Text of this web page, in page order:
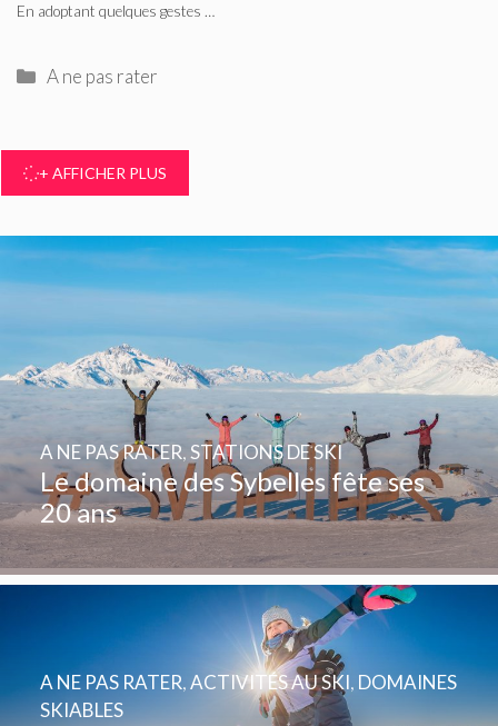
En adoptant quelques gestes …
Catégories
A ne pas rater
+ AFFICHER PLUS
Le domaine des Sybelles fête ses
20 ans
A NE PAS RATER,STATIONS DE SKI
A NE PAS RATER,ACTIVITÉS AU SKI, DOMAINES
SKIABLES